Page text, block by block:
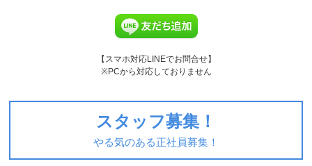
【スマホ対応LINEでお問合せ】
※PCから対応しておりません
スタッフ募集！
やる気のある正社員募集！